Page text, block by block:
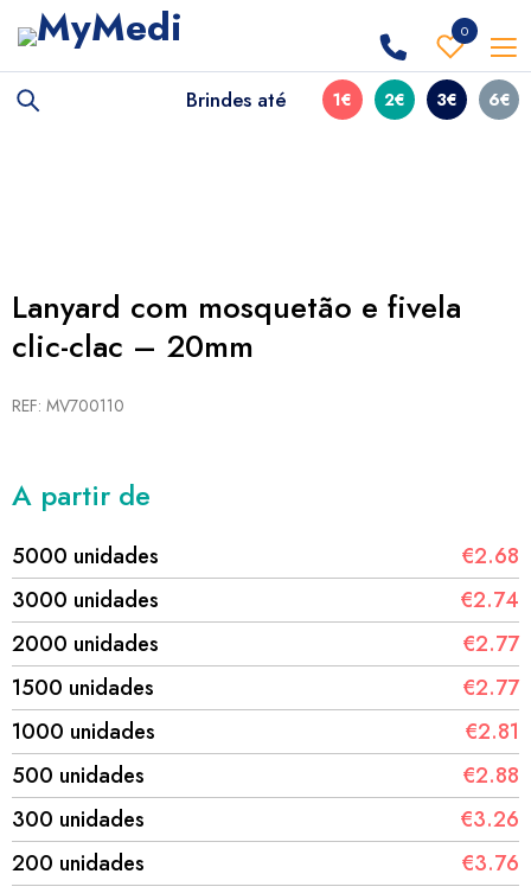
0
Brindes até 1€ 2€ 3€ 6€
Lanyard com mosquetão e fivela
clic-clac – 20mm
REF: MV700110
A partir de
5000 unidades
€2.68
3000 unidades
€2.74
2000 unidades
€2.77
1500 unidades
€2.77
1000 unidades
€2.81
500 unidades
€2.88
300 unidades
€3.26
200 unidades
€3.76